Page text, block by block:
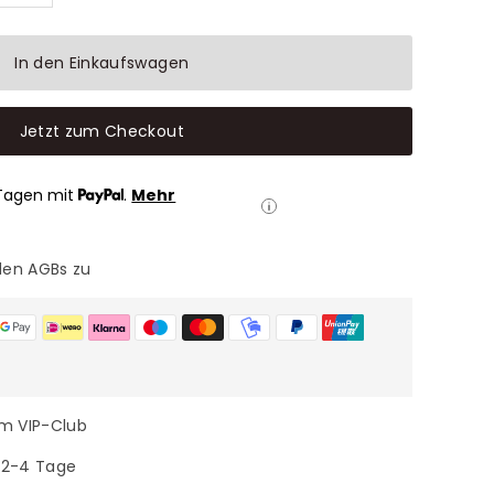
In den Einkaufswagen
Jetzt zum Checkout
mit . Mehr
AGBs zu
VIP-Club
4 Tage